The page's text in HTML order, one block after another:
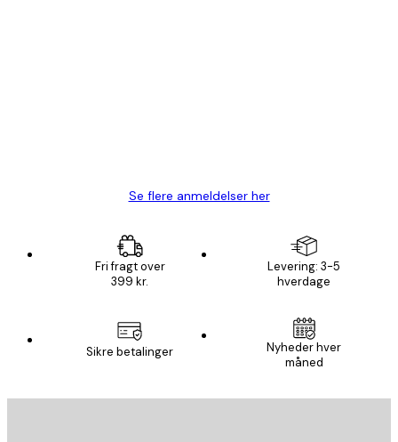
Se flere anmeldelser her
Fri fragt over
399 kr.
Levering: 3-5
hverdage
Sikre betalinger
Nyheder hver
måned